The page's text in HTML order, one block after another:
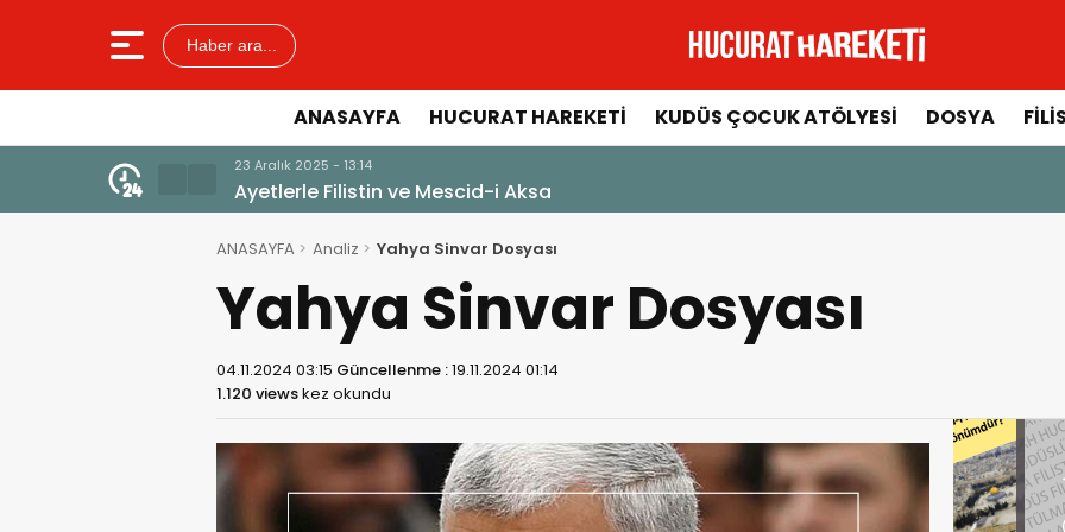
Haber ara...
ANASAYFA HUCURAT HAREKETI KUDÜS ÇOCUK ATÖLYESI DOSYA
23 Aralık 2025 - 13:14
Ayetlerle Filistin ve Mescid-i Aksa
ANASAYFA Analiz Yahya Sinvar Dosyası
Yahya Sinvar Dosyası
04.11.2024 03:15 Güncellenme :19.11.2024 01:14
1.120 viewskez okundu